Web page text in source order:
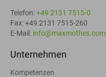
Telefon:+49 2131 7515-0
Fax: +49 2131 7515-260
E-Mail: info@maxmothes.com
Unternehmen
Kompetenzen